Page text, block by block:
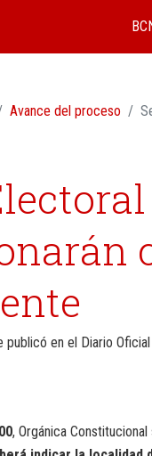
Avance del proceso
en el Diario
, Orgánica